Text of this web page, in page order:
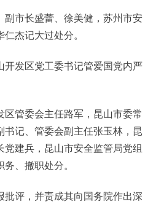
副市长盛蕾、徐美健，苏州市安
杰记大过处分。
开发区党工委书记管爱国党内严
管委会主任路军，昆山市委常
记、管委会副主任张玉林，昆
党建兵，昆山市安全监管局党组
、撤职处分。
评，并责成其向国务院作出深